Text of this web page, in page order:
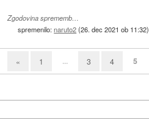
Zgodovina sprememb…
spremenilo:naruto2(26. dec 2021 ob 11:32)
« 1 ... 3 4 5